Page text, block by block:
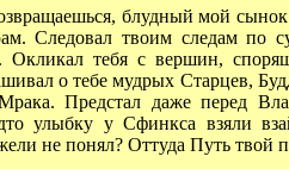
блудный мой
Следовал твоим следам по
Окликал тебя с вершин,
о тебе мудрых Старцев,
Предстал даже перед
улыбку у Сфинкса взяли
не понял? Оттуда Путь твой